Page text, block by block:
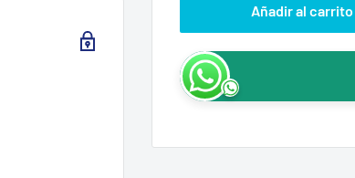
Añadir al carrito